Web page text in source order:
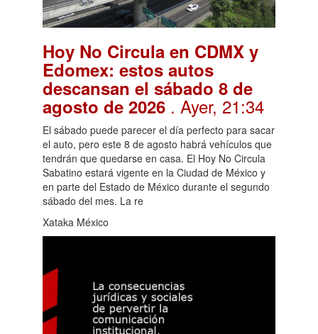
Hoy No Circula en CDMX y
Edomex: estos autos
descansan el sábado 8 de
agosto de 2026 . Ayer, 21:34
El sábado puede parecer el día perfecto para sacar
el auto, pero este 8 de agosto habrá vehículos que
tendrán que quedarse en casa. El Hoy No Circula
Sabatino estará vigente en la Ciudad de México y
en parte del Estado de México durante el segundo
sábado del mes. La re
Xataka México